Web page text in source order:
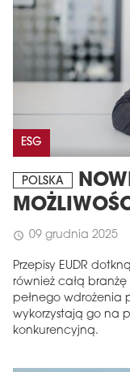
ESG
POLSKA
schedule 09 grudnia 2025
Przepisy EUDR
również całą
pełnego wdrożenia
wykorzystają go na
konkurencyjną.